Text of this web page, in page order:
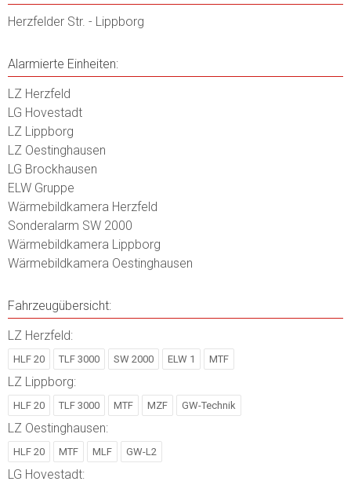
Herzfelder Str. - Lippborg
Alarmierte Einheiten:
LZ Herzfeld
LG Hovestadt
LZ Lippborg
LZ Oestinghausen
LG Brockhausen
ELW Gruppe
Wärmebildkamera Herzfeld
Sonderalarm SW 2000
Wärmebildkamera Lippborg
Wärmebildkamera Oestinghausen
Fahrzeugübersicht:
LZ Herzfeld:
HLF 20 TLF 3000 SW 2000 ELW 1 MTF
LZ Lippborg:
HLF 20 TLF 3000 MTF MZF GW-Technik
LZ Oestinghausen:
HLF 20 MTF MLF GW-L2
LG Hovestadt: